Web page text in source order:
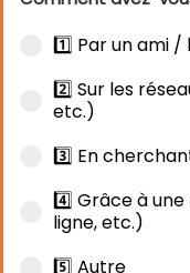
1️⃣ Par un ami
2️⃣ Sur les
etc.)
3️⃣ En
4️⃣ Grâce à
ligne, etc.)
5️⃣ Autre